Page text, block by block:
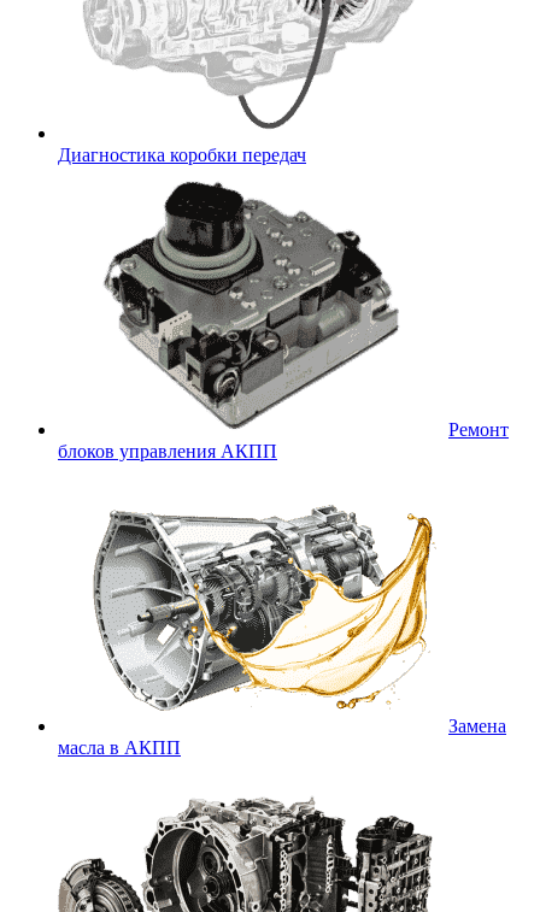
Диагностика коробки передач
Ремонт
блоков управления АКПП
Замена
масла в АКПП